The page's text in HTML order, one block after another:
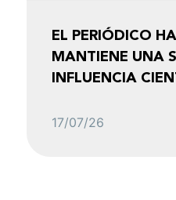
EL PERIÓDICO
MANTIENE UNA
INFLUENCIA
17/07/26